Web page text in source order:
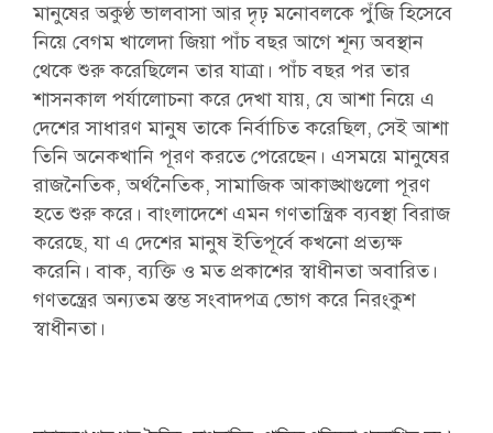
মানুষের অকুণ্ঠ ভালবাসা আর দৃঢ় মনোবলকে পুঁজি হিসেবে
নিয়ে বেগম খালেদা জিয়া পাঁচ বছর আগে শূন্য অবস্থান
থেকে শুরু করেছিলেন তার যাত্রা। পাঁচ বছর পর তার
শাসনকাল পর্যালোচনা করে দেখা যায়, যে আশা নিয়ে এ
দেশের সাধারণ মানুষ তাকে নির্বাচিত করেছিল, সেই আশা
তিনি অনেকখানি পূরণ করতে পেরেছেন। এসময়ে মানুষের
রাজনৈতিক, অর্থনৈতিক, সামাজিক আকাঙ্খাগুলো পূরণ
হতে শুরু করে। বাংলাদেশে এমন গণতান্ত্রিক ব্যবস্থা বিরাজ
করেছে, যা এ দেশের মানুষ ইতিপূর্বে কখনো প্রত্যক্ষ
করেনি। বাক, ব্যক্তি ও মত প্রকাশের স্বাধীনতা অবারিত।
গণতন্ত্রের অন্যতম স্তম্ভ সংবাদপত্র ভোগ করে নিরংকুশ
স্বাধীনতা।